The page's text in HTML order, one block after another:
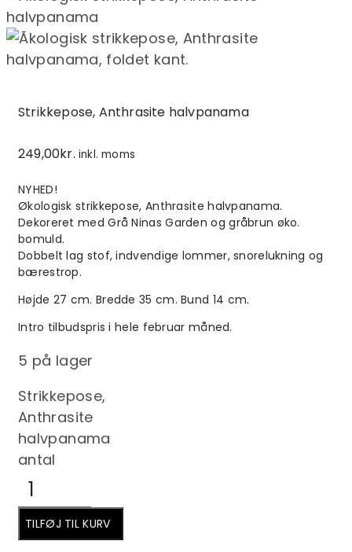
Strikkepose, Anthrasite halvpanama
249,00kr. inkl. moms
NYHED!
Økologisk strikkepose, Anthrasite halvpanama.
Dekoreret med Grå Ninas Garden og gråbrun øko.
bomuld.
Dobbelt lag stof, indvendige lommer, snorelukning og
bærestrop.
Højde 27 cm. Bredde 35 cm. Bund 14 cm.
Intro tilbudspris i hele februar måned.
5 på lager
Strikkepose,
Anthrasite
halvpanama
antal
TILFØJ TIL KURV